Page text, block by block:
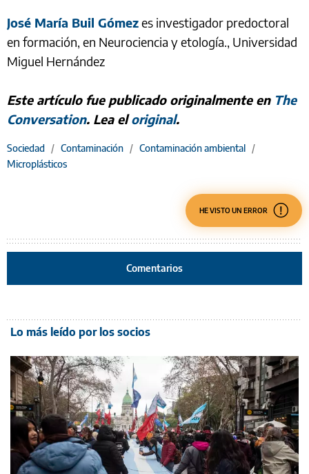
José María Buil Gómezes investigador predoctoral
en formación, en Neurociencia y etología., Universidad
Miguel Hernández
Este artículo fue publicado originalmente en The
Conversation. Lea eloriginal.
Sociedad / Contaminación / Contaminación ambiental /
Microplásticos
HE VISTO UN ERROR
Comentarios
Lo más leído por los socios